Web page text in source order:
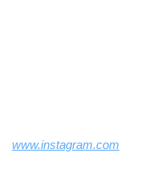
www.instagram.com